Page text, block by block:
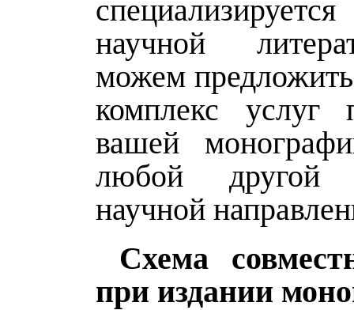
научной
можем
комплекс услуг
вашей
любой другой
научной
Схема
при издании